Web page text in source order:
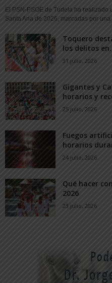
El PSN-PSOE de Tudela ha
Santa Ana de 2026, marcadas por
Toquero
los delitos
31 julio, 2026
Gigantes y
horarios y
25 julio, 2026
Fuegos
horarios
24 julio, 2026
Qué hacer
2026
23 julio, 2026